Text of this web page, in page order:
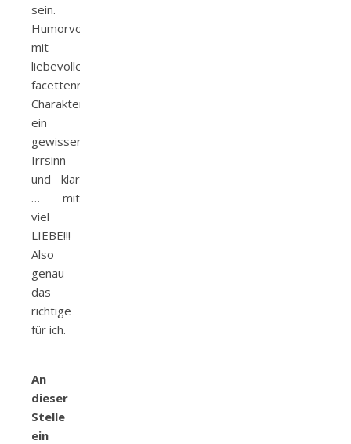
sein.
Humorvoll,
mit
liebevollen
facettenreichen
Charakteren,
ein
gewisser
Irrsinn
und klar
… mit
viel
LIEBE!!!
Also
genau
das
richtige
für ich.
An
dieser
Stelle
ein